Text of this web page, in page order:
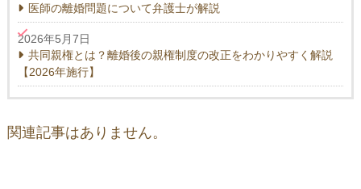
医師の離婚問題について弁護士が解説
2026年5月7日
共同親権とは？離婚後の親権制度の改正をわかりやすく解説
【2026年施行】
関連記事はありません。